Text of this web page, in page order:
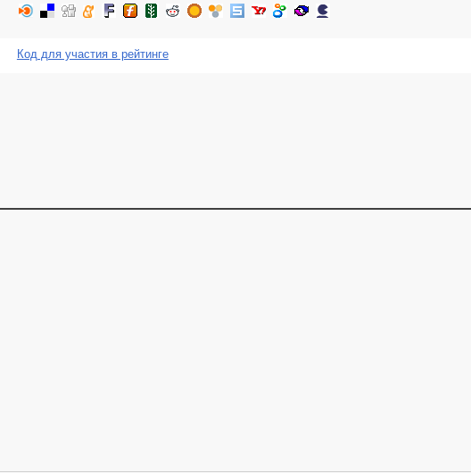
Код для участия в рейтинге